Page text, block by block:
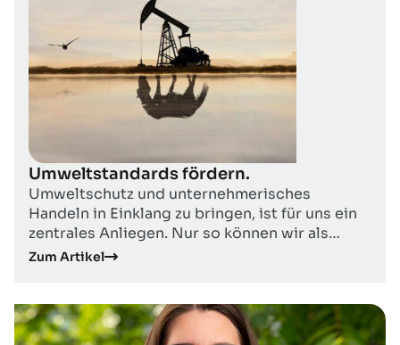
Umweltstandards fördern.
Umweltschutz und unternehmerisches
Handeln in Einklang zu bringen, ist für uns ein
zentrales Anliegen. Nur so können wir als
Branche langfristig erfolgreich sein. Deshalb
Speicherung von wertvollem Erdgas und Erdöl
um. Darüber hinaus investieren wir in moderne
Zum Artikel